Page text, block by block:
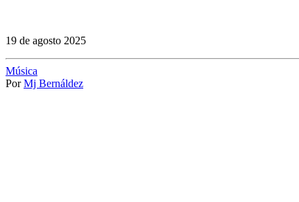
19 de agosto 2025
Música
Por Mj Bernáldez